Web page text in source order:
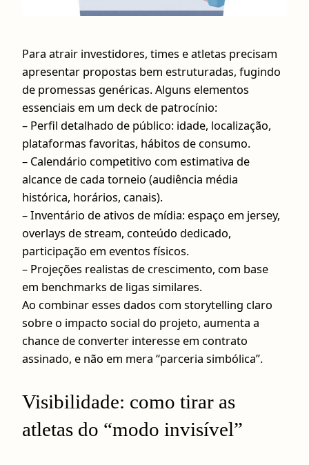
Para atrair investidores, times e atletas precisam
apresentar propostas bem estruturadas, fugindo
de promessas genéricas. Alguns elementos
essenciais em um deck de patrocínio:
– Perfil detalhado de público: idade, localização,
plataformas favoritas, hábitos de consumo.
– Calendário competitivo com estimativa de
alcance de cada torneio (audiência média
histórica, horários, canais).
– Inventário de ativos de mídia: espaço em jersey,
overlays de stream, conteúdo dedicado,
participação em eventos físicos.
– Projeções realistas de crescimento, com base
em benchmarks de ligas similares.
Ao combinar esses dados com storytelling claro
sobre o impacto social do projeto, aumenta a
chance de converter interesse em contrato
assinado, e não em mera “parceria simbólica”.
Visibilidade: como tirar as
atletas do “modo invisível”